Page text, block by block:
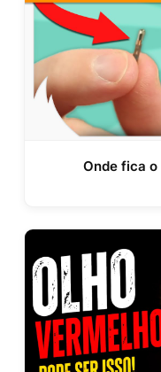
Onde fica